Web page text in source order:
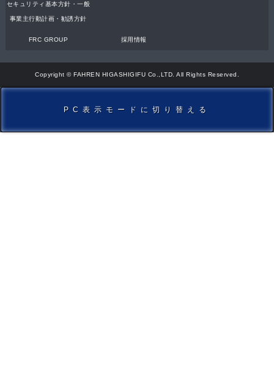
セキュリティ基本方針・一般
事業主行動計画・勧誘方針
FRC GROUP 採用情報
Copyright © FAHREN HIGASHIGIFU Co.,LTD. All Rights Reserved.
PC表示モードに切り替える